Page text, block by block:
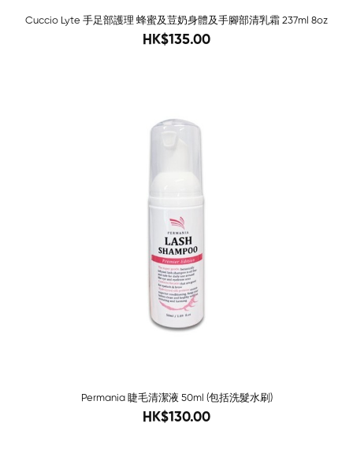
Cuccio Lyte 手足部護理 蜂蜜及荳奶身體及手腳部清乳霜 237ml 8oz
188
HK$135.00
Permania 睫毛清潔液 50ml (包括洗髮水刷)
160
HK$130.00